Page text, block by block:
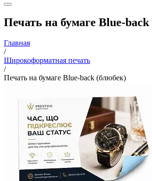
Печать на бумаге Blue-
Главная
/
Широкоформатная печать
/
Печать на бумаге Blue-back (блюбек)